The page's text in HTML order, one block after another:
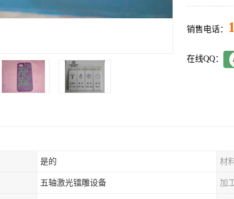
销售电话：
在线QQ：
是的 材
五轴激光镭雕设备 加